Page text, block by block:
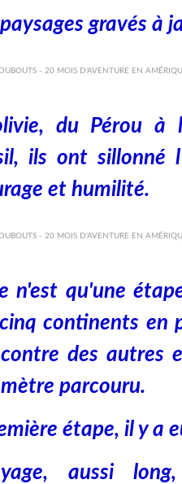
gravés à
du Pérou à
ils ont sillonné
et humilité.
n'est qu'une
continents en
des autres
parcouru.
étape, il y a
aussi